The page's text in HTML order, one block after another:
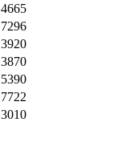
4665
7296
3920
3870
5390
7722
3010